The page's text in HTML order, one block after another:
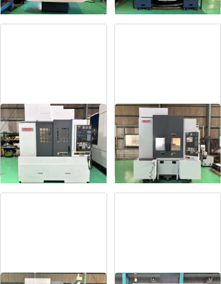
#5立マシニング
メーカー 森精機
形 NV5000α1A/40
年 式2008
#4立マシニング
メーカー 森精機
形 NV4000DCG
式2004